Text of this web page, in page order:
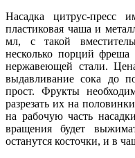
Насадка цитрус-пресс
пластиковая чаша и
мл, с такой
несколько порций фреша
нержавеющей стали.
выдавливание сока до
прост. Фрукты
разрезать их на
на рабочую часть
вращения будет
останутся косточки, и в